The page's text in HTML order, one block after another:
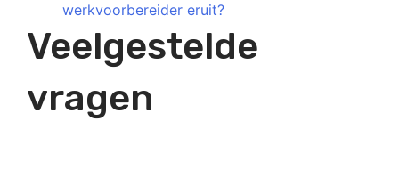
werkvoorbereider eruit?
Veelgestelde
vragen